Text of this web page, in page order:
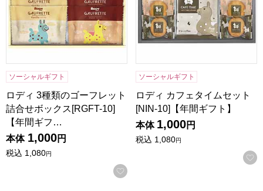
ソーシャルギフト
ロディ 3種類のゴーフレット
詰合せボックス[RGFT-10]
【年間ギフ…
本体 1,000円
税込 1,080円
お気に入りに登録する
ソーシャルギフト
ロディ カフェタイムセット
[NIN-10]【年間ギフト】
本体 1,000円
税込 1,080円